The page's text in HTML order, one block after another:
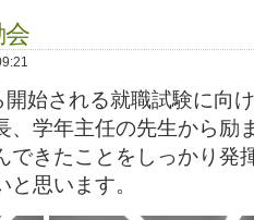
会
始される就職試験に向
、学年主任の先生から励
できたことをしっかり発
思います。